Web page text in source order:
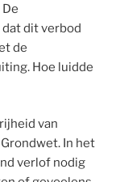
dat dit verbod
de
Hoe luidde
van
In het
verlof nodig